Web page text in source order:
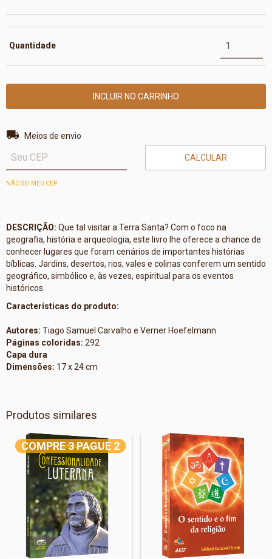
Quantidade
Entregas para o CEP:
Meios de envio
CALCULAR
NÃO SEI MEU CEP
DESCRIÇÃO: Que tal visitar a Terra Santa? Com o foco na
geografia, história e arqueologia, este livro lhe oferece a chance de
conhecer lugares que foram cenários de importantes histórias
bíblicas. Jardins, desertos, rios, vales e colinas conferem um sentido
geográfico, simbólico e, às vezes, espiritual para os eventos
históricos.
Características do produto:
Autores: Tiago Samuel Carvalho e Verner Hoefelmann
Páginas coloridas: 292
Capa dura
Dimensões: 17 x 24 cm
Produtos similares
COMPRE 3 PAGUE 2